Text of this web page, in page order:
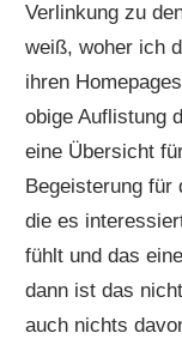
Verlinkung zu
weiß, woher ich
ihren
obige Auflistung
eine Übersicht
Begeisterung für
die es
fühlt und das
dann ist das
auch nichts